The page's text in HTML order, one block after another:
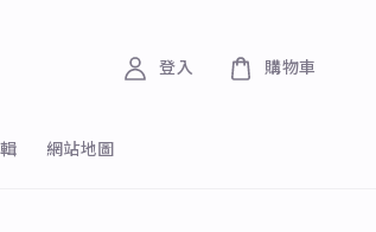
網站地圖
登入 購物車